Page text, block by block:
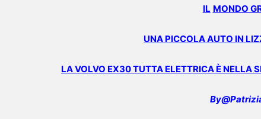
IL MONDO
UNA PICCOLA AUTO IN
LA VOLVO EX30 TUTTA ELETTRICA È NELLA
By@Pat